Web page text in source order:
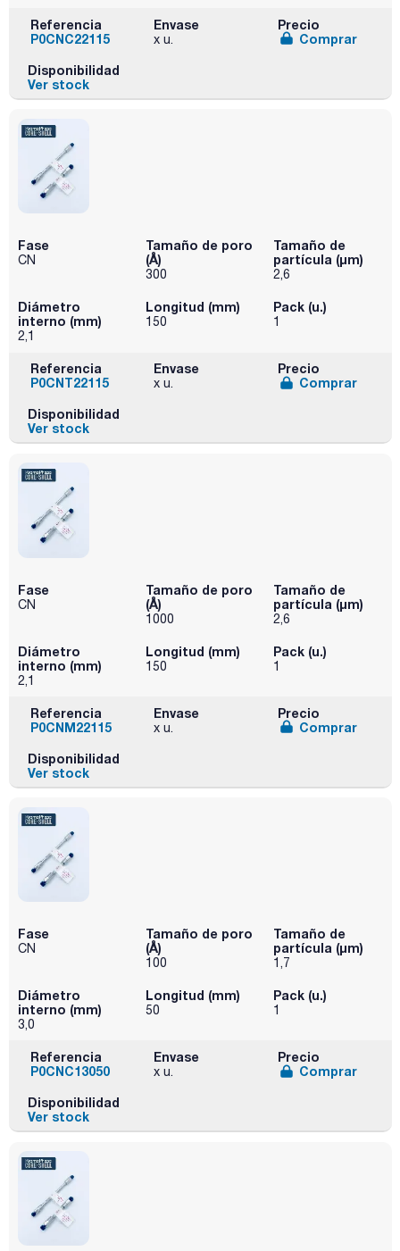
Referencia
P0CNC22115
Envase
x u.
Precio
Comprar
Disponibilidad
Ver stock
Fase
CN
Tamaño de poro
(Å)
300
Tamaño de
partícula (μm)
2,6
Diámetro
interno (mm)
2,1
Longitud (mm)
150
Pack (u.)
1
Referencia
P0CNT22115
Envase
x u.
Precio
Comprar
Disponibilidad
Ver stock
Fase
CN
Tamaño de poro
(Å)
1000
Tamaño de
partícula (μm)
2,6
Diámetro
interno (mm)
2,1
Longitud (mm)
150
Pack (u.)
1
Referencia
P0CNM22115
Envase
x u.
Precio
Comprar
Disponibilidad
Ver stock
Fase
CN
Tamaño de poro
(Å)
100
Tamaño de
partícula (μm)
1,7
Diámetro
interno (mm)
3,0
Longitud (mm)
50
Pack (u.)
1
Referencia
P0CNC13050
Envase
x u.
Precio
Comprar
Disponibilidad
Ver stock